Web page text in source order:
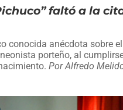
faltó a la
conocida anécdota sobre el
porteño, al
Por Alfredo